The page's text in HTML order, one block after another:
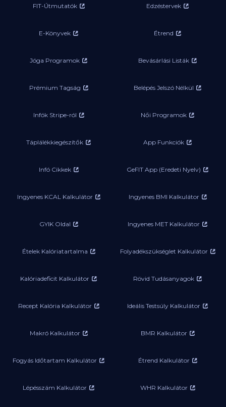
FIT-Útmutatók Edzéstervek
E-Könyvek Étrend
Jóga Programok Bevásárlási Listák
Prémium Tagság Belépés Jelszó Nélkül
Infók Stripe-ról Női Programok
Táplálékkiegészítők App Funkciók
Infó Cikkek GeFIT App (Eredeti Nyelv)
Ingyenes KCAL Kalkulátor Ingyenes BMI Kalkulátor
GYIK Oldal Ingyenes MET Kalkulátor
Ételek Kalóriatartalma Folyadékszükséglet Kalkulátor
Kalóriadeficit Kalkulátor Rövid Tudásanyagok
Recept Kalória Kalkulátor Ideális Testsúly Kalkulátor
Makró Kalkulátor BMR Kalkulátor
Fogyás Időtartam Kalkulátor Étrend Kalkulátor
Lépésszám Kalkulátor WHR Kalkulátor